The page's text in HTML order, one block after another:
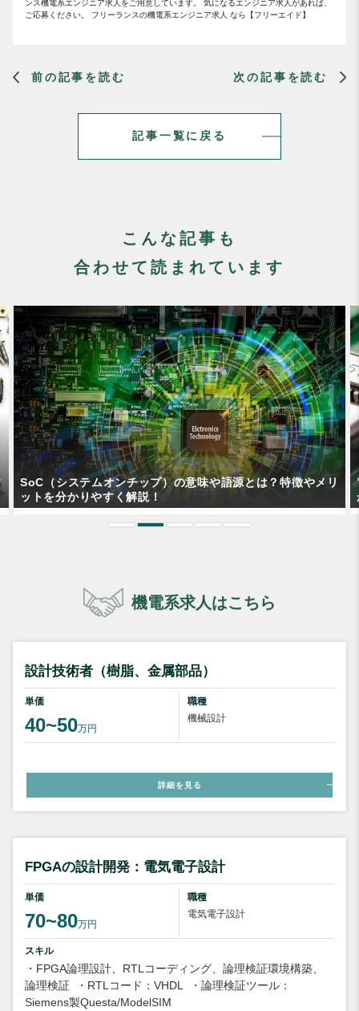
ンス機電系エンジニア求人をご用意しています。 気になるエンジニア求人があれば、
ご応募ください。 フリーランスの機電系エンジニア求人 なら【フリーエイド】
前の記事を読む
記事一覧に戻る
次の記事を読む
こんな記事も
合わせて読まれています
電子回路 開発・研究エンジニアはフリーランスになれるの
か？案件探しの方法を紹介！
機電系求人はこちら
設計技術者（樹脂、金属部品）
単価
40~50万円
職種
機械設計
詳細を見る
FPGAの設計開発：電気電子設計
単価
70~80万円
職種
電気電子設計
スキル
・FPGA論理設計、RTLコーディング、論理検証環境構築、
論理検証
・RTLコード：VHDL
・論理検証ツール：
Siemens製Questa/ModelSIM